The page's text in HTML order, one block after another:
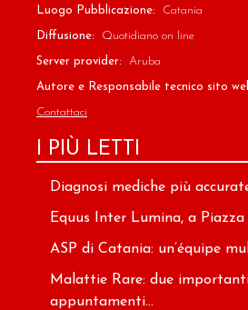
Luogo Pubblicazione: Catania
Diffusione: Quotidiano on line
Server provider: Aruba
Autore e Responsabile tecnico sito
Contattaci
I PIÙ LETTI
Diagnosi mediche più
Equus Inter Lumina, a Piazza
ASP di Catania: un’équipe
Malattie Rare: due
appuntamenti...